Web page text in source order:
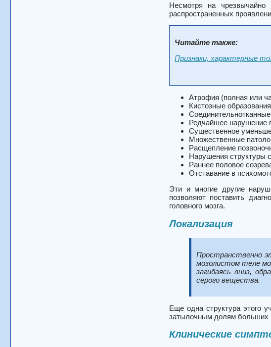
Несмотря на
распространенных
Читайте также:
Признаки, характерные
Атрофия (полная или
Кистозные
Редчайшее нарушение
Существенное
Множественные
Расщепление
Нарушения структуры
Раннее половое
Отставание в
Эти и многие другие
позволяют поставить
головного мозга.
Локализация
Пространственно
мозолистом теле
загибаясь вниз,
серого вещества.
Еще одна структура этого
затылочным долям больших
Клинические